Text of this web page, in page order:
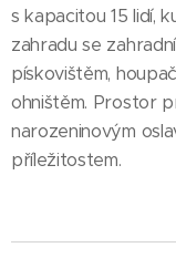
s kapacitou 15 lidí,
zahradu se
pískovištěm,
ohništěm. Prostor
narozeninovým
příležitostem.